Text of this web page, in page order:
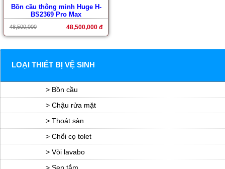
Bồn cầu thông minh Huge H-
BS2369 Pro Max
48,500,000 48,500,000 đ
LOẠI THIẾT BỊ VỆ SINH
> Bồn cầu
> Chậu rửa mặt
> Thoát sàn
> Chổi cọ tolet
> Vòi lavabo